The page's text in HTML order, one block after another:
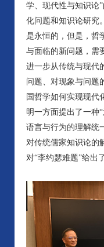
学、现代性与知识论
化问题和知识论研究
是永恒的，但是，哲
与面临的新问题，需
进一步从传统与现代
问题、对现象与问题
国哲学如何实现现代
明一方面提出了一种
语言与行为的理解统
对传统儒家知识论的
对“李约瑟难题”给出